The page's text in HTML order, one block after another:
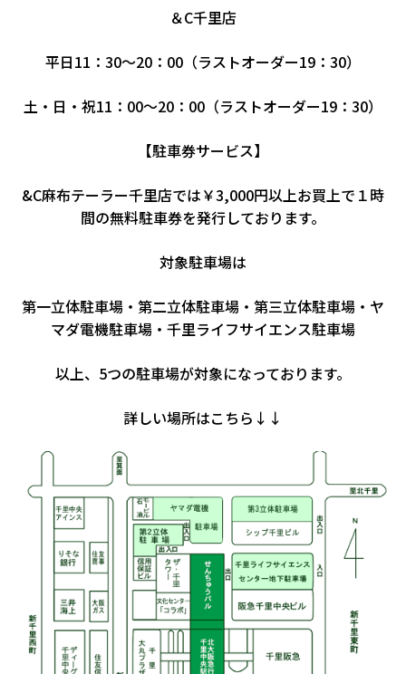
＆C千里店
平日11：30～20：00（ラストオーダー19：30）
土・日・祝11：00～20：00（ラストオーダー19：30）
【駐車券サービス】
&C麻布テーラー千里店では￥3,000円以上お買上で１時
間の無料駐車券を発行しております。
対象駐車場は
第一立体駐車場・第二立体駐車場・第三立体駐車場・ヤ
マダ電機駐車場・千里ライフサイエンス駐車場
以上、5つの駐車場が対象になっております。
詳しい場所はこちら↓↓